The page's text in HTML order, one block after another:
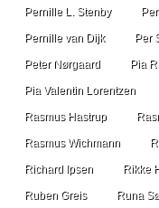
Pernille L. Stenby
Pernille van Dijk Per
Peter Nørgaard Pia
Pia Valentin Lorentzen
Rasmus Hastrup
Rasmus Wichmann
Richard Ipsen Rikke
Ruben Greis Runa